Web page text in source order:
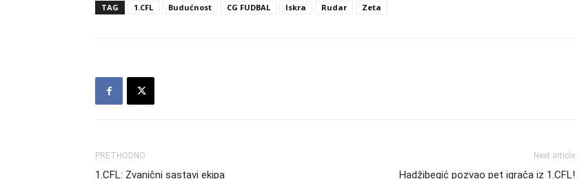
TAG 1.CFL Budućnost CG FUDBAL Iskra Rudar Zeta
PRETHODNO
1.CFL: Zvanični sastavi ekipa
Next article
Hadžibegić pozvao pet igrača iz 1.CFL!